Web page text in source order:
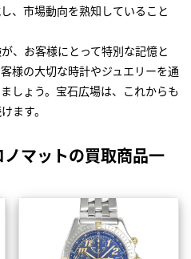
、市場動向を熟知していること
、お客様にとって特別な記憶と
様の大切な時計やジュエリーを通
しょう。宝石広場は、これからも
ます。
マットの買取商品一